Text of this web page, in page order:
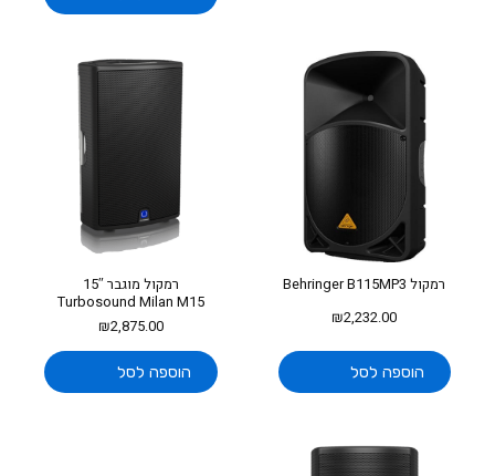
רמקול Behringer B115MP3
₪2,232.00
הוספה לסל
רמקול מוגבר 15″
Turbosound Milan M15
₪2,875.00
הוספה לסל